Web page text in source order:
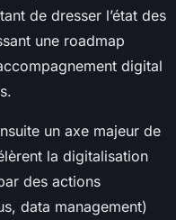
de dresser l’état des
une roadmap
digital
un axe majeur de
la digitalisation
des actions
data management)